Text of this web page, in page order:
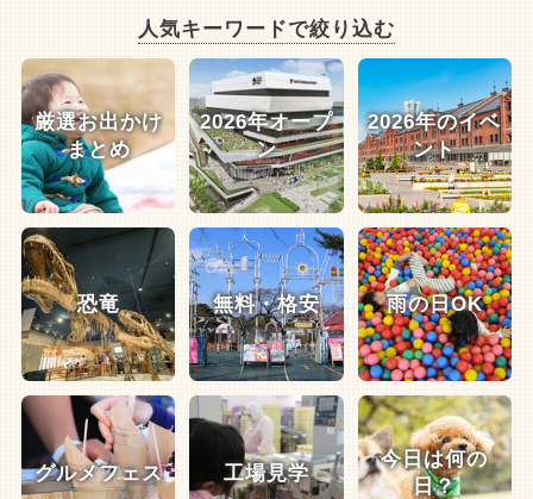
人気キーワードで絞り込む
厳選お出かけ
まとめ
2026年オープ
ン
2026年のイベ
ント
恐竜 無料・格安 雨の日OK
グルメフェス 工場見学
今日は何の
日？